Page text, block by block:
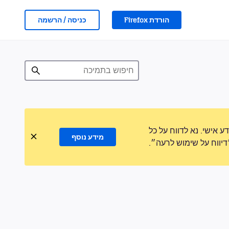
הורדת Firefox כניסה / הרשמה
נא לדווח על כל
על שימוש לרעה״.
מידע נוסף